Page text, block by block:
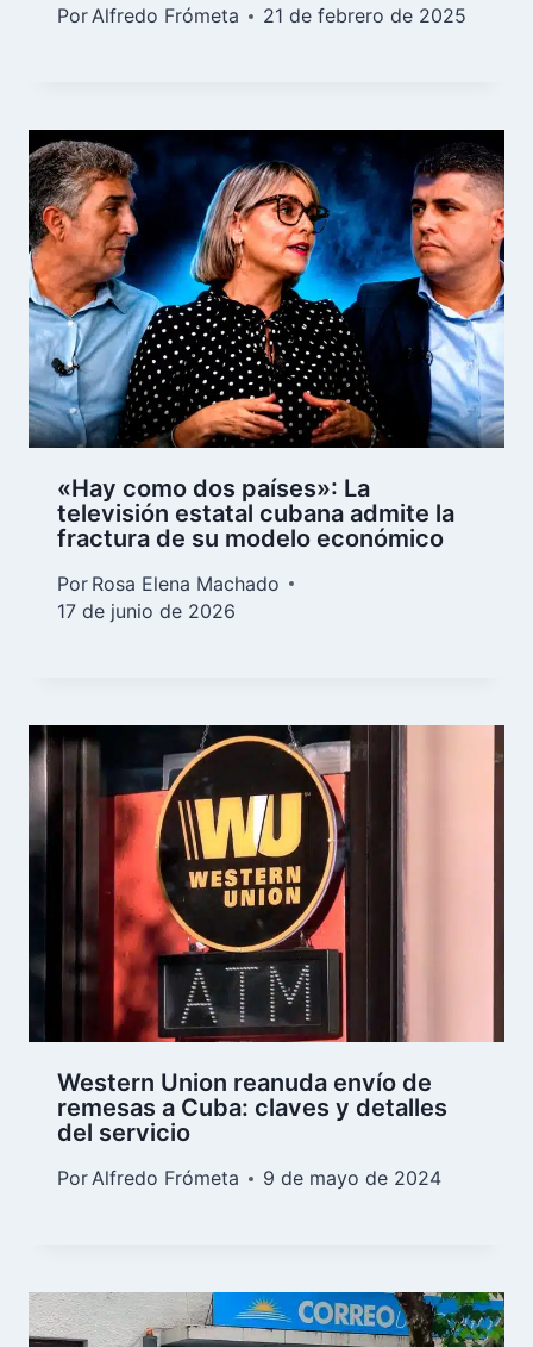
PorAlfredo Frómeta 21 de febrero de 2025
«Hay como dos países»: La
televisión estatal cubana admite la
fractura de su modelo económico
Por Rosa Elena Machado
17 de junio de 2026
Western Union reanuda envío de
remesas a Cuba: claves y detalles
del servicio
PorAlfredo Frómeta 9 de mayo de 2024